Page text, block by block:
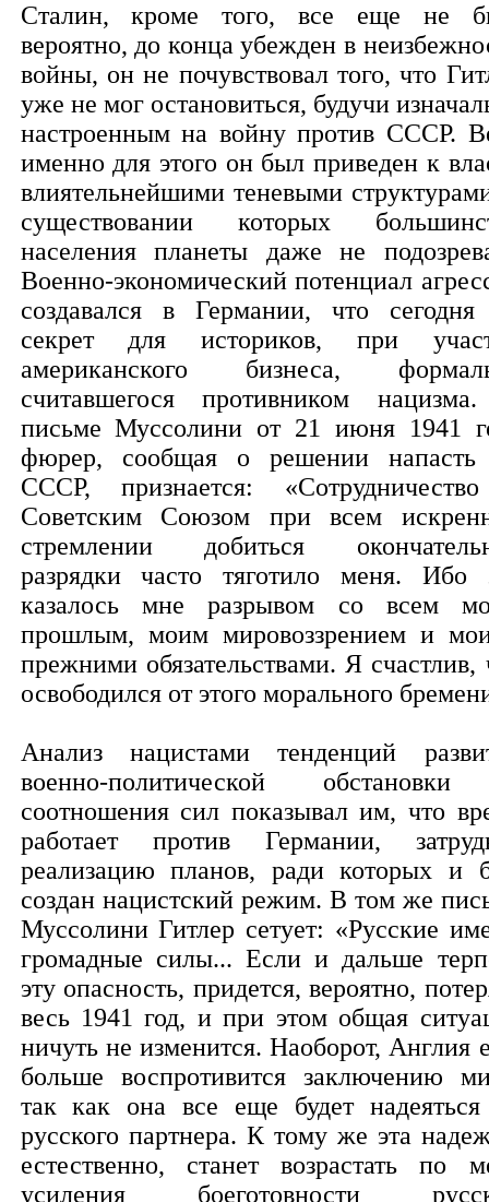
Сталин, кроме того, все еще не
вероятно, до конца убежден в
войны, он не почувствовал того, что
уже не мог остановиться, будучи
настроенным на войну против СССР.
именно для этого он был приведен к
влиятельнейшими теневыми
существовании которых
населения планеты даже не
Военно-экономический потенциал
создавался в Германии, что
секрет для историков, при
американского бизнеса,
считавшегося противником
письме Муссолини от 21 июня 1941
фюрер, сообщая о решении напасть
СССР, признается:
Советским Союзом при всем
стремлении добиться
разрядки часто тяготило меня. Ибо
казалось мне разрывом со всем
прошлым, моим мировоззрением и
прежними обязательствами. Я счастлив,
освободился от этого морального
Анализ нацистами тенденций
военно-политической
соотношения сил показывал им, что
работает против Германии,
реализацию планов, ради которых и
создан нацистский режим. В том же
Муссолини Гитлер сетует: «Русские
громадные силы... Если и дальше
эту опасность, придется, вероятно,
весь 1941 год, и при этом общая
ничуть не изменится. Наоборот, Англия
больше воспротивится заключению
так как она все еще будет
русского партнера. К тому же эта
естественно, станет возрастать по
усиления боеготовности